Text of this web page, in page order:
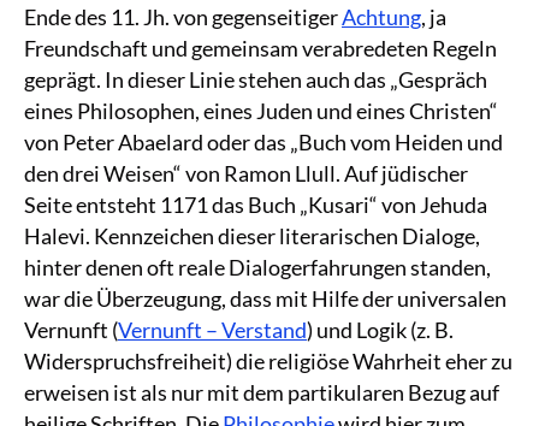
Ende des 11. Jh. von gegenseitigerAchtung, ja
Freundschaft und gemeinsam verabredeten Regeln
geprägt. In dieser Linie stehen auch das „Gespräch
eines Philosophen, eines Juden und eines Christen“
von Peter Abaelard oder das „Buch vom Heiden und
den drei Weisen“ von Ramon Llull. Auf jüdischer
Seite entsteht 1171 das Buch „Kusari“ von Jehuda
Halevi. Kennzeichen dieser literarischen Dialoge,
hinter denen oft reale Dialogerfahrungen standen,
war die Überzeugung, dass mit Hilfe der universalen
Vernunft (Vernunft – Verstand) und Logik (z. B.
Widerspruchsfreiheit) die religiöse Wahrheit eher zu
erweisen ist als nur mit dem partikularen Bezug auf